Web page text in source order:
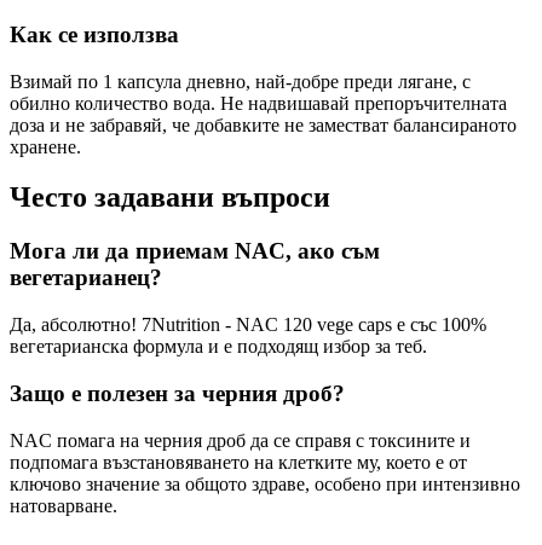
Как се използва
Взимай по 1 капсула дневно, най-добре преди лягане, с
обилно количество вода. Не надвишавай препоръчителната
доза и не забравяй, че добавките не заместват балансираното
хранене.
Често задавани въпроси
Мога ли да приемам NAC, ако съм
вегетарианец?
Да, абсолютно! 7Nutrition - NAC 120 vege caps е със 100%
вегетарианска формула и е подходящ избор за теб.
Защо е полезен за черния дроб?
NAC помага на черния дроб да се справя с токсините и
подпомага възстановяването на клетките му, което е от
ключово значение за общото здраве, особено при интензивно
натоварване.